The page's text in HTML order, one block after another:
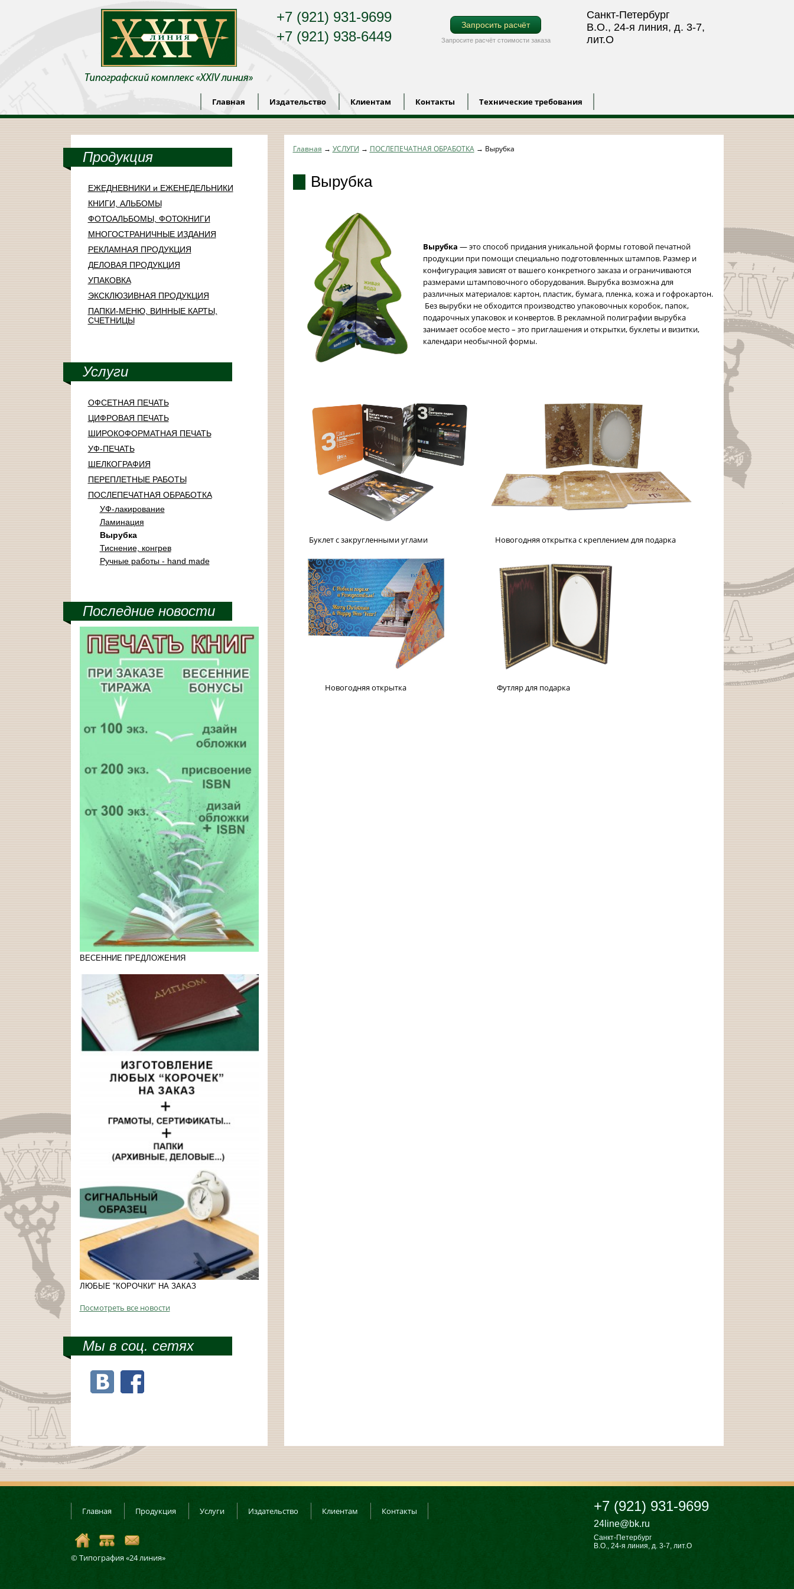
+7 (921) 931-9699
+7 (921) 938-6449
Запросить расчёт
Запросите расчёт стоимости заказа
Санкт-Петербург
В.О., 24-я линия, д. 3-7,
лит.О
Главная Издательство Клиентам Контакты Технические требования
Продукция
ЕЖЕДНЕВНИКИ и ЕЖЕНЕДЕЛЬНИКИ
КНИГИ, АЛЬБОМЫ
ФОТОАЛЬБОМЫ, ФОТОКНИГИ
МНОГОСТРАНИЧНЫЕ ИЗДАНИЯ
РЕКЛАМНАЯ ПРОДУКЦИЯ
ДЕЛОВАЯ ПРОДУКЦИЯ
УПАКОВКА
ЭКСКЛЮЗИВНАЯ ПРОДУКЦИЯ
ПАПКИ-МЕНЮ, ВИННЫЕ КАРТЫ,
СЧЕТНИЦЫ
Услуги
ОФСЕТНАЯ ПЕЧАТЬ
ЦИФРОВАЯ ПЕЧАТЬ
ШИРОКОФОРМАТНАЯ ПЕЧАТЬ
УФ-ПЕЧАТЬ
ШЕЛКОГРАФИЯ
ПЕРЕПЛЕТНЫЕ РАБОТЫ
ПОСЛЕПЕЧАТНАЯ ОБРАБОТКА
УФ-лакирование
Ламинация
Вырубка
Тиснение, конгрев
Ручные работы - hand made
Последние новости
ВЕСЕННИЕ ПРЕДЛОЖЕНИЯ
ЛЮБЫЕ "КОРОЧКИ" НА ЗАКАЗ
Посмотреть все новости
Мы в соц. сетях
Главная → УСЛУГИ → ПОСЛЕПЕЧАТНАЯ ОБРАБОТКА→ Вырубка
Вырубка
Вырубка — это способ придания уникальной формы готовой печатной
продукции при помощи специально подготовленных штампов. Размер и
конфигурация зависят от вашего конкретного заказа и ограничиваются
размерами штамповочного оборудования. Вырубка возможна для
различных материалов: картон, пластик, бумага, пленка, кожа и гофрокартон.
Без вырубки не обходится производство упаковочных коробок, папок,
подарочных упаковок и конвертов. В рекламной полиграфии вырубка
занимает особое место – это приглашения и открытки, буклеты и визитки,
календари необычной формы.
Буклет с закругленными углами Новогодняя открытка с креплением для подарка
Новогодняя открытка Футляр для подарка
Главная Продукция Услуги Издательство Клиентам Контакты
© Типография «24 линия»
+7 (921) 931-9699
24line@bk.ru
Санкт-Петербург
В.О., 24-я линия, д. 3-7, лит.О